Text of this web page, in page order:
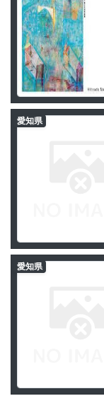
愛知県
愛知県